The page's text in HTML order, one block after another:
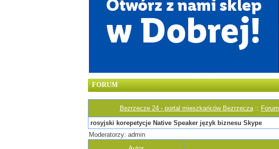
FORUM
Bezrzecze 24 - portal mieszkańców Bezrzecza:: Forum
rosyjski korepetycje Native Speaker język biznesu Skype
Moderatorzy: admin